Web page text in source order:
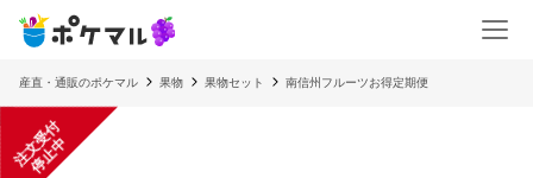
産直・通販のポケマル 果物 果物セット 南信州フルーツお得定期便
注
文
受
付
停
止
中